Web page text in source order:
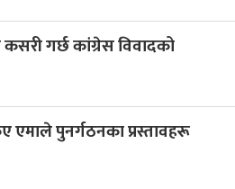
गर्छ कांग्रेस विवादको
एमाले पुनर्गठनका प्रस्तावहरू